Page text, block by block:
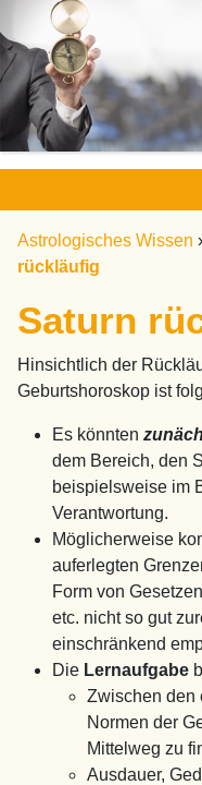
Astrologisches Wissen
rückläufig
Saturn
Hinsichtlich der
Geburtshoroskop ist
Es könnten
dem Bereich, den
beispielsweise im
Verantwortung.
Möglicherweise
auferlegten
Form von
etc. nicht so gut
einschränkend
Die Lernaufgabe
Zwischen den
Normen der
Mittelweg zu
Ausdauer,